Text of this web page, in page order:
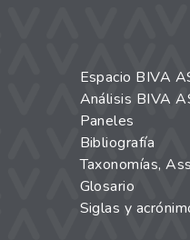
Espacio BIVA
Análisis BIVA
Paneles
Bibliografía
Taxonomías,
Glosario
Siglas y